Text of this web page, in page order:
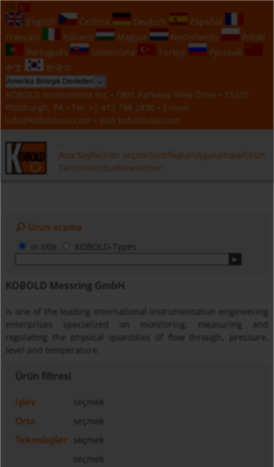
English
Čeština Deutsch
Español
Français
Italiano Magyar Nederlands
Polski
Português
Slovenčina Türkçe
Русский
中文
한국의
KOBOLD Instruments Inc • 1801 Parkway View Drive • 15205
Pittsburgh, PA • Tel:
+1 412 788 2830 • E-mail:
info@koboldusa.com • visit koboldusa.com
Ana Sayfa Ürün seçimi Sertifikalar Uygulamalar
Ürün
Tanitimi
IrtibatNewsletter
Ürün arama
KOBOLD-Types
KOBOLD Messring GmbH
is one of the leading international instrumentation engineering
enterprises specialized on monitoring, measuring and
regulating the physical quantities of flow through, pressure,
level and temperature.
Ürün filtresi
Işlev seçmek
Orta seçmek
Teknolojiler
seçmek
seçmek